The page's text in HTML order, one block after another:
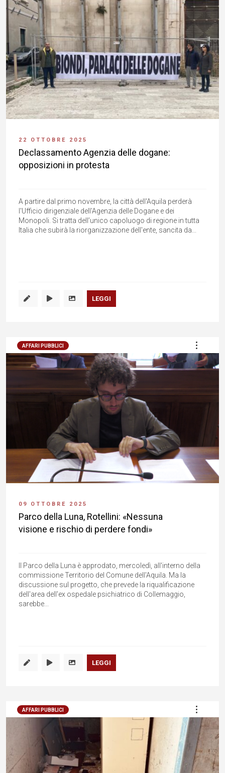
22 OTTOBRE 2025
Declassamento Agenzia delle dogane:
opposizioni in protesta
A partire dal primo novembre, la città dell'Aquila perderà
l'Ufficio dirigenziale dell'Agenzia delle Dogane e dei
Monopoli. Si tratta dell’unico capoluogo di regione in tutta
Italia che subirà la riorganizzazione dell'ente, sancita da...
LEGGI
AFFARI PUBBLICI
09 OTTOBRE 2025
Parco della Luna, Rotellini: «Nessuna
visione e rischio di perdere fondi»
Il Parco della Luna è approdato, mercoledì, all'interno della
commissione Territorio del Comune dell'Aquila. Ma la
discussione sul progetto, che prevede la riqualificazione
dell'area dell'ex ospedale psichiatrico di Collemaggio,
sarebbe...
LEGGI
AFFARI PUBBLICI